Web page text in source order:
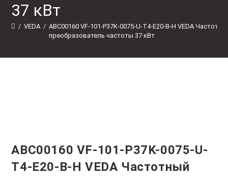
37 кВт
/ VEDA / ABC00160 VF-101-P37K-0075-U-T4-E20-B-H VEDA
преобразователь частоты 37 кВт
ABC00160 VF-101-P37K-0075-U-
T4-E20-B-H VEDA Частотный